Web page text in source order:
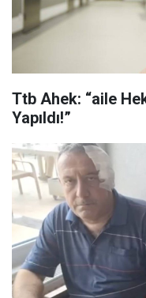
Ttb Ahek: “aile
Yapıldı!”